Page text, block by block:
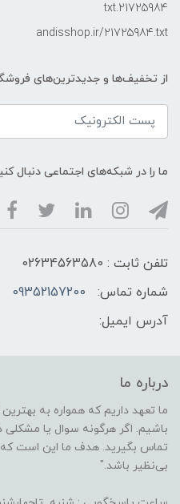
21725984.txt
andisshop.ir/21725984.txt
از تخفیف‌ها و جدیدترین‌های
ما را در شبکه‌های اجتماعی دنبال
تلفن ثابت : 02634563580
شماره تماس:
09352157200
آدرس ایمیل:
درباره ما
ما تعهد داریم که همواره به
باشیم. اگر هرگونه سوال یا مشکلی
تماس بگیرید. هدف ما این است که
بی‌نظیر باشد."